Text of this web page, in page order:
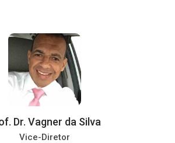
Dr. Vagner da Silva
Vice-Diretor